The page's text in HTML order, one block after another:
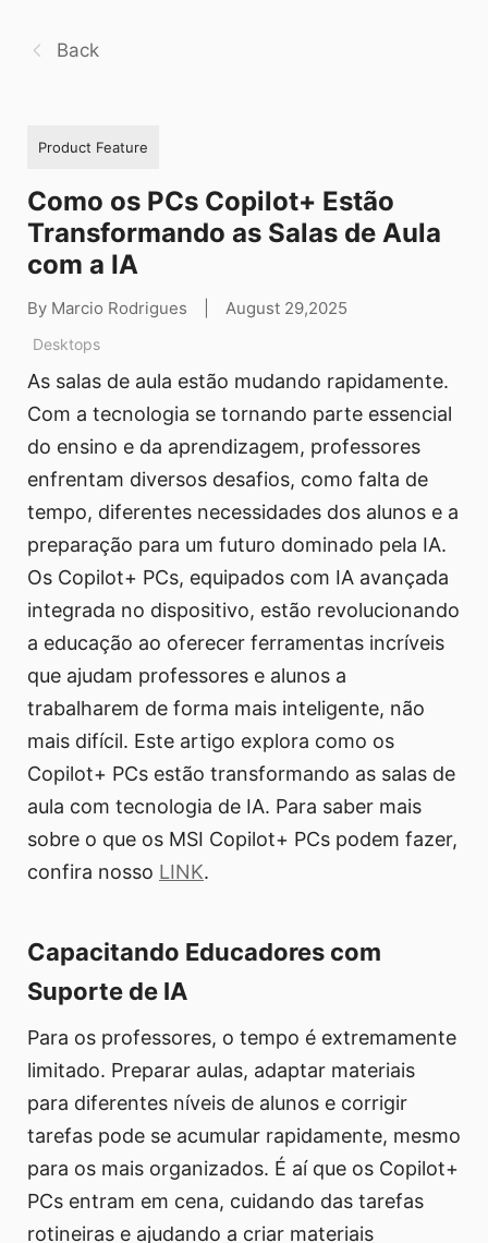
Back
Product Feature
Como os PCs Copilot+ Estão
Transformando as Salas de Aula
com a IA
By Marcio Rodrigues August 29,2025
Desktops
As salas de aula estão mudando rapidamente.
Com a tecnologia se tornando parte essencial
do ensino e da aprendizagem, professores
enfrentam diversos desafios, como falta de
tempo, diferentes necessidades dos alunos e a
preparação para um futuro dominado pela IA.
Os Copilot+ PCs, equipados com IA avançada
integrada no dispositivo, estão revolucionando
a educação ao oferecer ferramentas incríveis
que ajudam professores e alunos a
trabalharem de forma mais inteligente, não
mais difícil. Este artigo explora como os
Copilot+ PCs estão transformando as salas de
aula com tecnologia de IA. Para saber mais
sobre o que os MSI Copilot+ PCs podem fazer,
confira nosso LINK.
Capacitando Educadores com
Suporte de IA
Para os professores, o tempo é extremamente
limitado. Preparar aulas, adaptar materiais
para diferentes níveis de alunos e corrigir
tarefas pode se acumular rapidamente, mesmo
para os mais organizados. É aí que os Copilot+
PCs entram em cena, cuidando das tarefas
rotineiras e ajudando a criar materiais